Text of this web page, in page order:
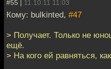
#55 | 11.10.11 11:03
Кому: bulkinted, #47
> Получает. Только не
ещё.
> На кого ей равняться,